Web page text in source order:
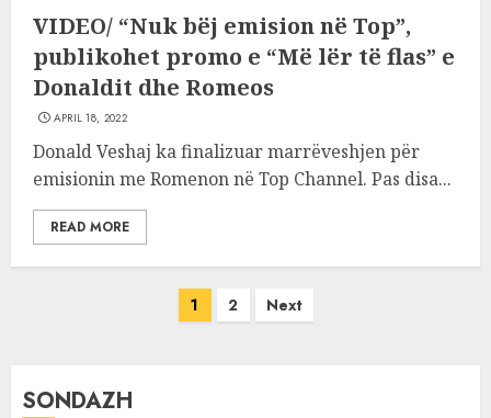
VIDEO/ “Nuk bëj emision në Top”,
publikohet promo e “Më lër të flas” e
Donaldit dhe Romeos
APRIL 18, 2022
Donald Veshaj ka finalizuar marrëveshjen për
emisionin me Romenon në Top Channel. Pas disa...
READ MORE
1 2 Next
SONDAZH